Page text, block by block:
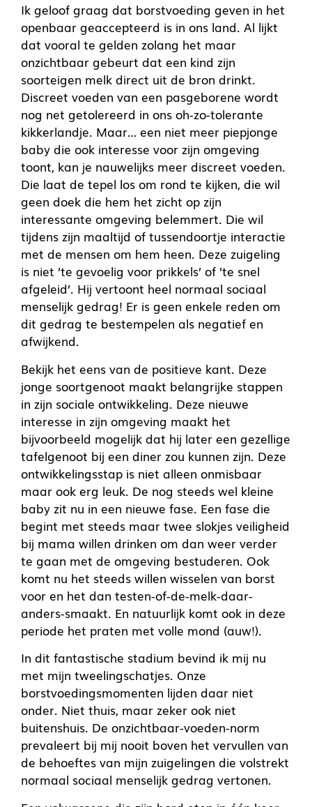
Ik geloof graag dat borstvoeding geven in het
openbaar geaccepteerd is in ons land. Al lijkt
dat vooral te gelden zolang het maar
onzichtbaar gebeurt dat een kind zijn
soorteigen melk direct uit de bron drinkt.
Discreet voeden van een pasgeborene wordt
nog net getolereerd in ons oh-zo-tolerante
kikkerlandje. Maar… een niet meer piepjonge
baby die ook interesse voor zijn omgeving
toont, kan je nauwelijks meer discreet voeden.
Die laat de tepel los om rond te kijken, die wil
geen doek die hem het zicht op zijn
interessante omgeving belemmert. Die wil
tijdens zijn maaltijd of tussendoortje interactie
met de mensen om hem heen. Deze zuigeling
is niet ’te gevoelig voor prikkels’ of ’te snel
afgeleid’. Hij vertoont heel normaal sociaal
menselijk gedrag! Er is geen enkele reden om
dit gedrag te bestempelen als negatief en
afwijkend.
Bekijk het eens van de positieve kant. Deze
jonge soortgenoot maakt belangrijke stappen
in zijn sociale ontwikkeling. Deze nieuwe
interesse in zijn omgeving maakt het
bijvoorbeeld mogelijk dat hij later een gezellige
tafelgenoot bij een diner zou kunnen zijn. Deze
ontwikkelingsstap is niet alleen onmisbaar
maar ook erg leuk. De nog steeds wel kleine
baby zit nu in een nieuwe fase. Een fase die
begint met steeds maar twee slokjes veiligheid
bij mama willen drinken om dan weer verder
te gaan met de omgeving bestuderen. Ook
komt nu het steeds willen wisselen van borst
voor en het dan testen-of-de-melk-daar-
anders-smaakt. En natuurlijk komt ook in deze
periode het praten met volle mond (auw!).
In dit fantastische stadium bevind ik mij nu
met mijn tweelingschatjes. Onze
borstvoedingsmomenten lijden daar niet
onder. Niet thuis, maar zeker ook niet
buitenshuis. De onzichtbaar-voeden-norm
prevaleert bij mij nooit boven het vervullen van
de behoeftes van mijn zuigelingen die volstrekt
normaal sociaal menselijk gedrag vertonen.